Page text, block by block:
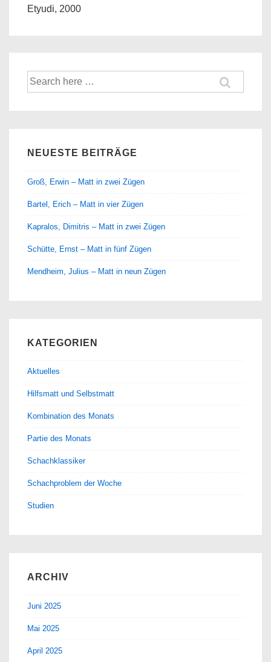
Etyudi, 2000
Suche
nach:
NEUESTE BEITRÄGE
Groß, Erwin – Matt in zwei Zügen
Bartel, Erich – Matt in vier Zügen
Kapralos, Dimitris – Matt in zwei Zügen
Schütte, Ernst – Matt in fünf Zügen
Mendheim, Julius – Matt in neun Zügen
KATEGORIEN
Aktuelles
Hilfsmatt und Selbstmatt
Kombination des Monats
Partie des Monats
Schachklassiker
Schachproblem der Woche
Studien
ARCHIV
Juni 2025
Mai 2025
April 2025